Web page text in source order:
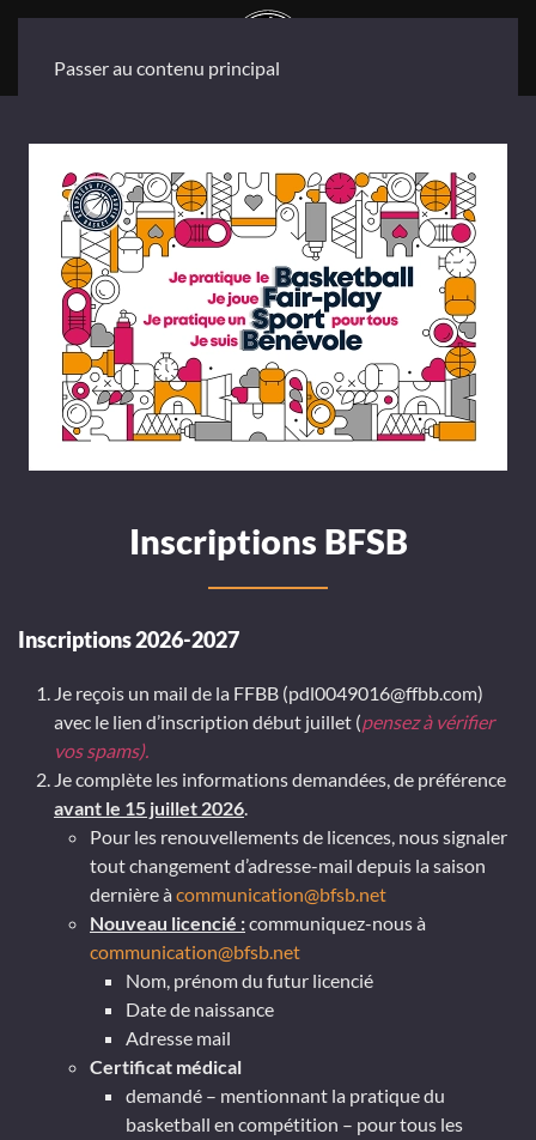
Passer au contenu principal
Inscriptions BFSB
Inscriptions 2026-2027
Je reçois un mail de la FFBB (pdl0049016@ffbb.com)
avec le lien d’inscription début juillet (pensez à vérifier
vos spams).
Je complète les informations demandées, de préférence
avant le 15 juillet 2026.
Pour les renouvellements de licences, nous signaler
tout changement d’adresse-mail depuis la saison
dernière àcommunication@bfsb.net
Nouveau licencié :communiquez-nous à
communication@bfsb.net
Nom, prénom du futur licencié
Date de naissance
Adresse mail
Certificat médical
demandé – mentionnant la pratique du
basketball en compétition – pour tous les